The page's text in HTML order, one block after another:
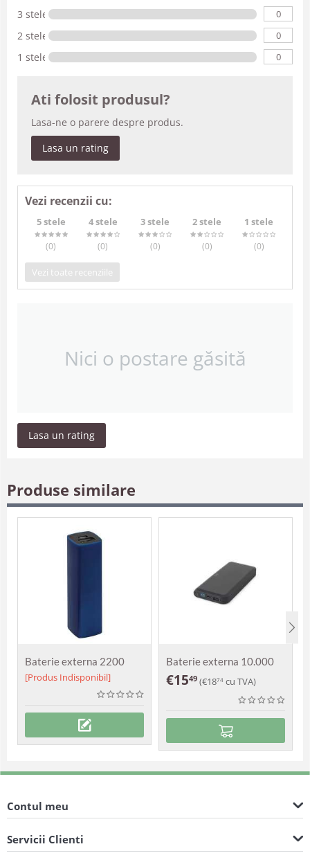
3 stele 0
2 stele 0
1 stele 0
Ati folosit produsul?
Lasa-ne o parere despre produs.
Lasa un rating
Vezi recenzii cu:
5 stele
(0)
4 stele
(0)
3 stele
(0)
2 stele
(0)
1 stele
(0)
Vezi toate recenziile
Nici o postare găsită
Lasa un rating
Produse similare
Baterie externa 2200
mAh Togo
[Produs Indisponibil]
Baterie externa 10.000
mAh wireless 15 w
Becker
€1549 (€1874 cu TVA)
Contul meu
Servicii Clienti